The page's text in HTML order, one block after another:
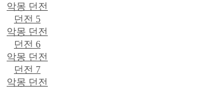
악몽 던전
던전 5
악몽 던전
던전 6
악몽 던전
던전 7
악몽 던전